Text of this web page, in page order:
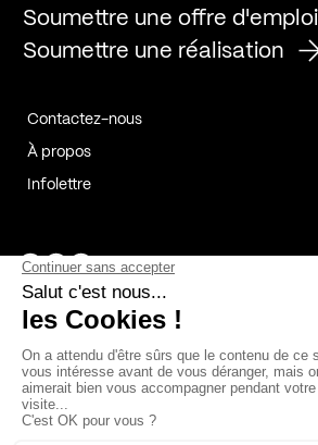
Soumettre une offre d'emploi
Soumettre une réalisation
Contactez-nous
À propos
Infolettre
Page Facebook de Kollectif
Page Instagram de Kollectif
Page Linkedin de Kollectif
Bâtiment-Durable-Québec-1
Esquisses-1IRAC-1